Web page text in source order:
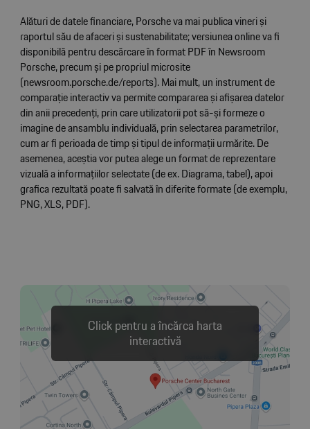
Alături de datele financiare, Porsche va mai publica vineri și
raportul său de afaceri și sustenabilitate; versiunea online va fi
disponibilă pentru descărcare în format PDF în Newsroom
Porsche, precum și pe propriul microsite
(newsroom.porsche.de/reports). Mai mult, un instrument de
comparație interactiv va permite compararea și afișarea datelor
din anii precedenți, prin care utilizatorii pot să-și formeze o
imagine de ansamblu individuală, prin selectarea parametrilor,
cum ar fi perioada de timp și tipul de informații urmărite. De
asemenea, aceștia vor putea alege un format de reprezentare
vizuală a informațiilor selectate (de ex. Diagrama, tabel), apoi
grafica rezultată poate fi salvată în diferite formate (de exemplu,
PNG, XLS, PDF).
Click pentru a încărca harta
interactivă